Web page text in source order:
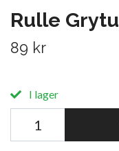
Rulle
89 kr
I lager